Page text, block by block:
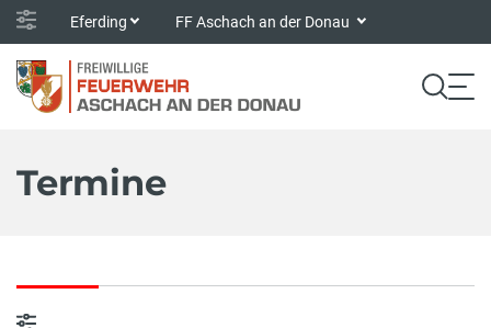
Eferding FF Aschach an der Donau
Termine